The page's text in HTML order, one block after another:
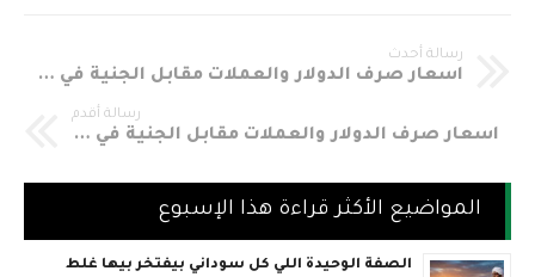
رسالة أحدث
اسعار صرف الدولار والعملات مقابل الجنية في السودان اليوم الإثنين 16-12-2019م
رسالة أقدم
اسعار صرف الدولار والعملات مقابل الجنية في السودان اليوم الخميس 12-12-2019م
المواضيع الأكثر قراءة هذا الإسبوع
الصفة الوحيدة اللي كل سوداني بيفتخر بيها غلط